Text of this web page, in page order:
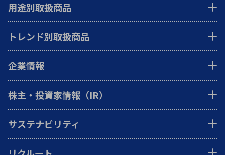
用途別取扱商品
トレンド別取扱商品
企業情報
株主・投資家情報（IR）
サステナビリティ